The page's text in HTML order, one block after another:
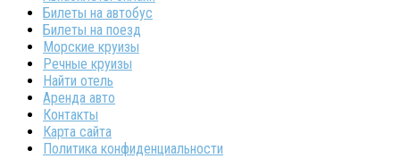
Билеты на автобус
Билеты на поезд
Морские круизы
Речные круизы
Найти отель
Аренда авто
Контакты
Карта сайта
Политика конфиденциальности